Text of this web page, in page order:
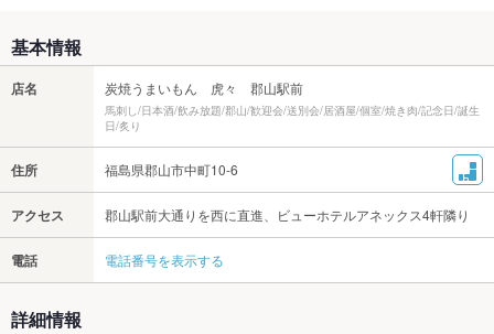
基本情報
店名 炭焼うまいもん 虎々 郡山駅前
馬刺し/日本酒/飲み放題/郡山/歓迎会/送別会/居酒屋/個室/焼き肉/記念日/誕生
日/炙り
住所 福島県郡山市中町10-6
アクセス 郡山駅前大通りを西に直進、ビューホテルアネックス4軒隣り
電話 電話番号を表示する
詳細情報